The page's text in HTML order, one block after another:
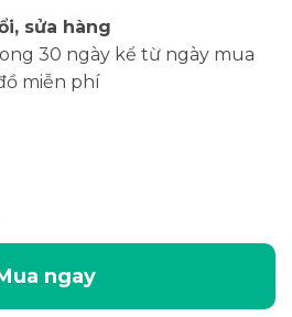
sửa hàng
30 ngày kể từ ngày mua
miễn phí
ngay